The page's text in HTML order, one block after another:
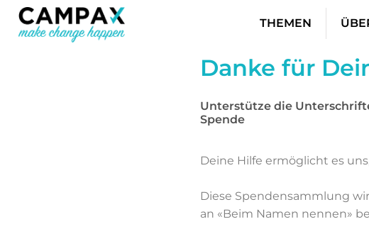
THEMEN
Danke für
Unterstütze die
Spende
Deine Hilfe ermöglicht es
Diese Spendensammlung
an «Beim Namen nennen»